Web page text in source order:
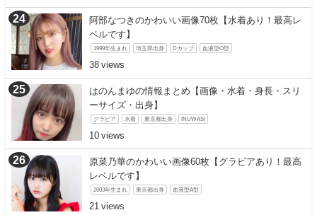
阿部なつきのかわいい画像70枚【水着あり！最高レ
ベルです】
1999年生まれ 埼玉県出身 Dカップ 血液型O型
38
はのんまゆの情報まとめ【画像・水着・身長・スリ
ーサイズ・出身】
グラビア 水着 東京都出身 INUWASI
10
原菜乃華のかわいい画像60枚【グラビアあり！最高
レベルです】
2003年生まれ 東京都出身 血液型A型
21